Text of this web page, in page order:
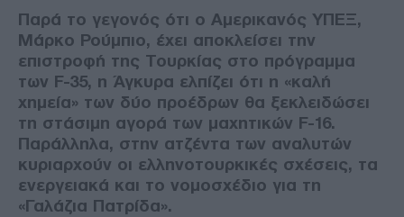
Παρά το γεγονός ότι ο Αμερικανός ΥΠΕΞ,
Μάρκο Ρούμπιο, έχει αποκλείσει την
επιστροφή της Τουρκίας στο πρόγραμμα
των F-35, η Άγκυρα ελπίζει ότι η «καλή
χημεία» των δύο προέδρων θα ξεκλειδώσει
τη στάσιμη αγορά των μαχητικών F-16.
Παράλληλα, στην ατζέντα των αναλυτών
κυριαρχούν οι ελληνοτουρκικές σχέσεις, τα
ενεργειακά και το νομοσχέδιο για τη
«Γαλάζια Πατρίδα».